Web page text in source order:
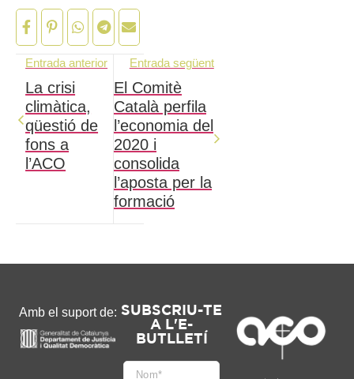
Entrada anterior
La crisi
climàtica,
qüestió de
fons a
l’ACO
Entrada següent
El Comitè
Català perfila
l’economia del
2020 i
consolida
l’aposta per la
formació
Amb el suport de: SUBSCRIU-TE
A L'E-
BUTLLETÍ